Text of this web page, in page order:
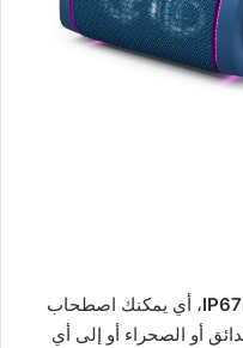
IP67، أي يمكنك اصطحاب
أو الصحراء أو إلى أي